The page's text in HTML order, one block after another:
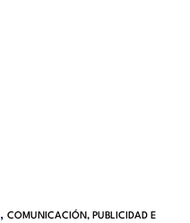
, COMUNICACIÓN, PUBLICIDAD E